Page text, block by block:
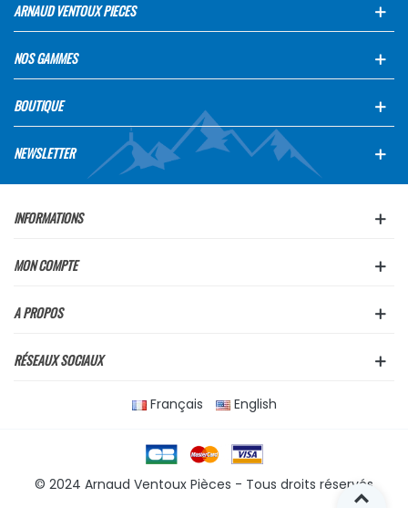
ARNAUD VENTOUX PIECES
NOS GAMMES
BOUTIQUE
NEWSLETTER
INFORMATIONS
MON COMPTE
A PROPOS
RÉSEAUX SOCIAUX
Français English
© 2024 Arnaud Ventoux Pièces - Tous droits réservés